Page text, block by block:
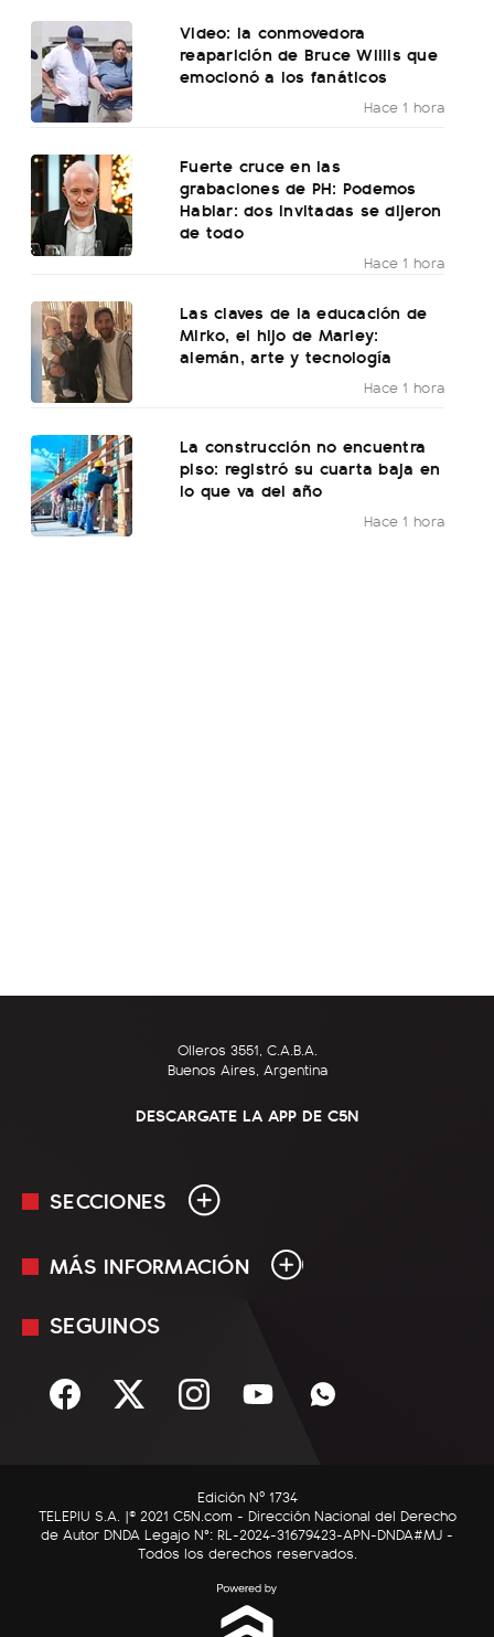
Video: la conmovedora
reaparición de Bruce Willis que
emocionó a los fanáticos
Hace 1 hora
Fuerte cruce en las
grabaciones de PH: Podemos
Hablar: dos invitadas se dijeron
de todo
Hace 1 hora
Las claves de la educación de
Mirko, el hijo de Marley:
alemán, arte y tecnología
Hace 1 hora
La construcción no encuentra
piso: registró su cuarta baja en
lo que va del año
Hace 1 hora
Olleros 3551, C.A.B.A.
Buenos Aires, Argentina
DESCARGATE LA APP DE C5N
SECCIONES
En Vivo
Sociedad
C5N Autos
RatingCero
MÁS INFORMACIÓN
Mediakit
Términos y condiciones
SEGUINOS
Edición Nº 1734
TELEPIU S.A. |© 2021 C5N.com - Dirección Nacional del Derecho
de Autor DNDA Legajo N°: RL-2024-31679423-APN-DNDA#MJ -
Todos los derechos reservados.